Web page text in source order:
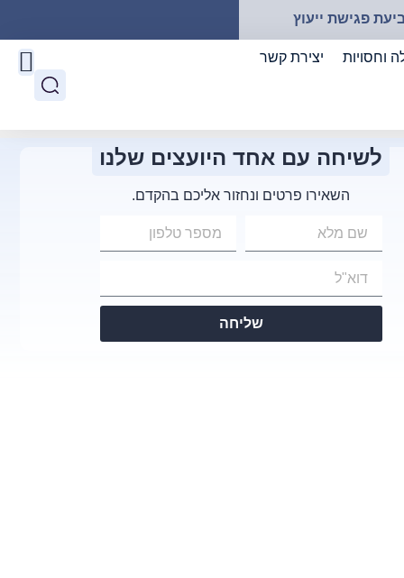
פגישת ייעוץ
וחסויות יצירת קשר
לשיחה עם אחד היועצים שלנו
השאירו פרטים ונחזור אליכם בהקדם.
שליחה